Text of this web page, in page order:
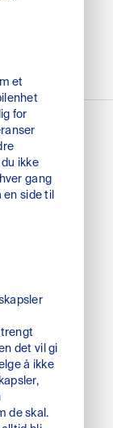
et
for
ikke
gang
side til
det vil gi
å ikke
de skal.